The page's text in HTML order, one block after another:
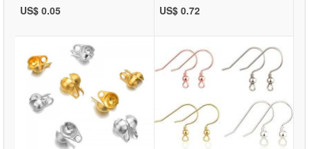
US$ 0.05 US$ 0.72